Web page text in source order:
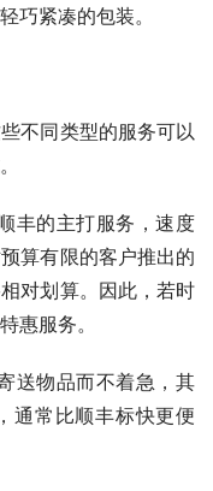
巧紧凑的包装。
不同类型的服务可以
丰的主打服务，速度
算有限的客户推出的
对划算。因此，若时
惠服务。
送物品而不着急，其
通常比顺丰标快更便